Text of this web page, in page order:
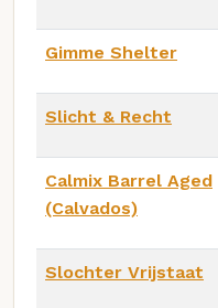
Gimme Shelter
Slicht & Recht
Calmix Barrel Aged
(Calvados)
Slochter Vrijstaat